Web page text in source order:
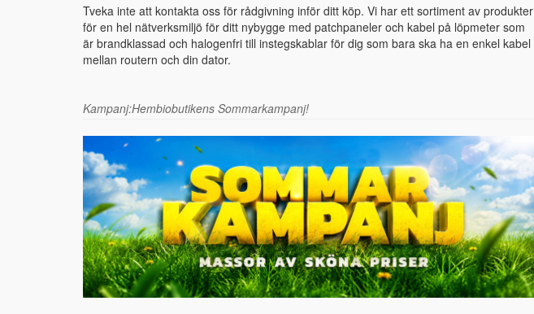
Tveka inte att kontakta oss för rådgivning inför ditt köp. Vi har ett sortiment av produkter
för en hel nätverksmiljö för ditt nybygge med patchpaneler och kabel på löpmeter som
är brandklassad och halogenfri till instegskablar för dig som bara ska ha en enkel kabel
mellan routern och din dator.
Kampanj:Hembiobutikens Sommarkampanj!